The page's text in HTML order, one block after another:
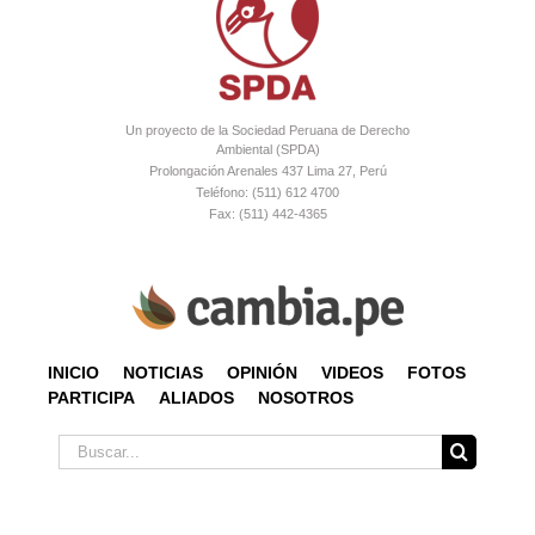
Un proyecto de la Sociedad Peruana de Derecho
Ambiental (SPDA)
Prolongación Arenales 437 Lima 27, Perú
Teléfono: (511) 612 4700
Fax: (511) 442-4365
INICIO NOTICIAS OPINIÓN VIDEOS
FOTOS
PARTICIPA
ALIADOS NOSOTROS
Buscar: